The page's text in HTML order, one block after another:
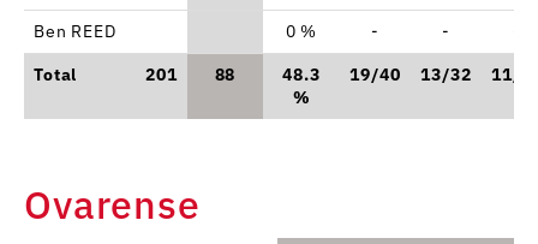
Ben REED 0 % - -
Total
201 88
48.3
%
19/40 13/32 11/
Ovarense